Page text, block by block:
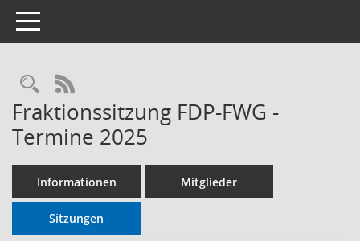
Toggle navigation
RSS-Feed
Fraktionssitzung FDP-FWG -
Termine 2025
Informationen Mitglieder
Sitzungen